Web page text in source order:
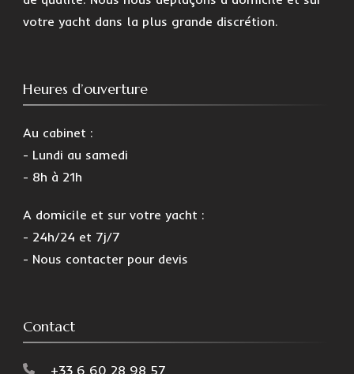
votre yacht dans la plus grande discrétion.
Heures d’ouverture
Au cabinet :
- Lundi au samedi
- 8h à 21h
A domicile et sur votre yacht :
- 24h/24 et 7j/7
- Nous contacter pour devis
Contact
+33 6 60 28 98 57